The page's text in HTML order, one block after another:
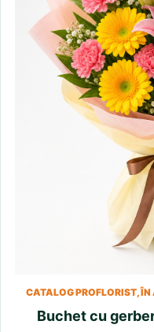
CATALOG PROFLORIST,
Buchet cu